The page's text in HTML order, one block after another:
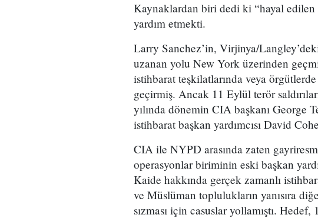
Kaynaklardan biri dedi ki “hayal edilen
yardım etmekti.
Larry Sanchez’in, Virjinya/
uzanan yolu New York üzerinden
istihbarat teşkilatlarında veya
geçirmiş. Ancak 11 Eylül terör
yılında dönemin CIA başkanı George
istihbarat başkan yardımcısı David
CIA ile NYPD arasında zaten
operasyonlar biriminin eski başkan
Kaide hakkında gerçek zamanlı
ve Müslüman toplulukların yanısıra
sızması için casuslar yollamıştı.